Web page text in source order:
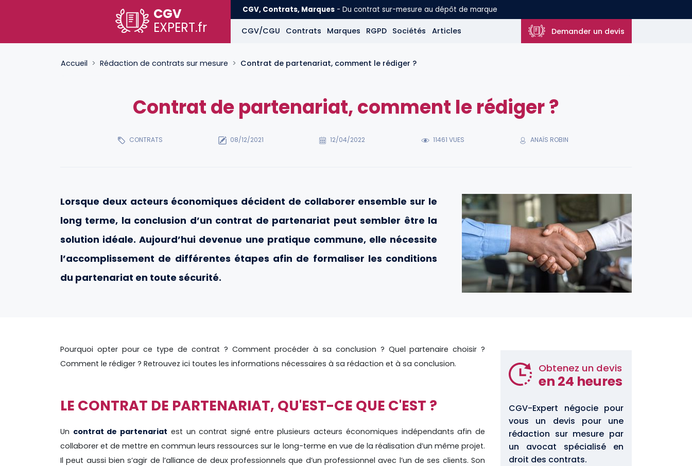
CGV
EXPERT.fr
CGV, Contrats, Marques - Du contrat sur-mesure au dépôt de marque
CGV/CGU Contrats Marques RGPD Sociétés Articles Demander un devis
Accueil Rédaction de contrats sur mesure Contrat de partenariat, comment le rédiger ?
Contrat de partenariat, comment le rédiger ?
CONTRATS 08/12/2021 12/04/2022 11461 VUES ANAÏS ROBIN
Lorsque deux acteurs économiques décident de collaborer ensemble sur le
long terme, la conclusion d’un contrat de partenariat peut sembler être la
solution idéale. Aujourd’hui devenue une pratique commune, elle nécessite
l’accomplissement de différentes étapes afin de formaliser les conditions
du partenariat en toute sécurité.
Pourquoi opter pour ce type de contrat ? Comment procéder à sa conclusion ? Quel partenaire choisir ?
Comment le rédiger ? Retrouvez ici toutes les informations nécessaires à sa rédaction et à sa conclusion.
LE CONTRAT DE PARTENARIAT, QU'EST-CE QUE C'EST ?
Un contrat de partenariat est un contrat signé entre plusieurs acteurs économiques indépendants afin de
collaborer et de mettre en commun leurs ressources sur le long-terme en vue de la réalisation d’un même projet.
Il peut aussi bien s’agir de l’alliance de deux professionnels que d’un professionnel avec l’un de ses clients. Son
Obtenez un devis
en 24 heures
CGV-Expert négocie pour
vous un devis pour une
rédaction sur mesure par
un avocat spécialisé en
droit des contrats.